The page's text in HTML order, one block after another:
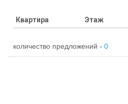
Квартира Этаж
количество предложений - 0